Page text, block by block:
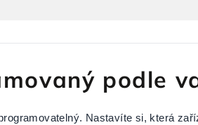
podle
Nastavíte si, která